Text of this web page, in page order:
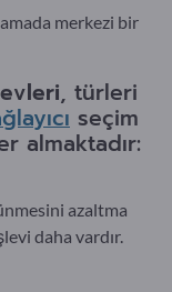
merkezi bir
, türleri
seçim
almaktadır:
azaltma
daha vardır.